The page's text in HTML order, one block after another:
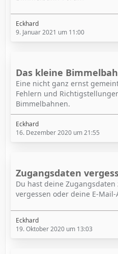
Eckhard
9. Januar 2021 um 11:00
Das kleine
Eine nicht ganz ernst
Fehlern und
Bimmelbahnen.
Eckhard
16. Dezember 2020 um 21:55
Zugangsdaten
Du hast deine
vergessen oder deine E-
Eckhard
19. Oktober 2020 um 13:03